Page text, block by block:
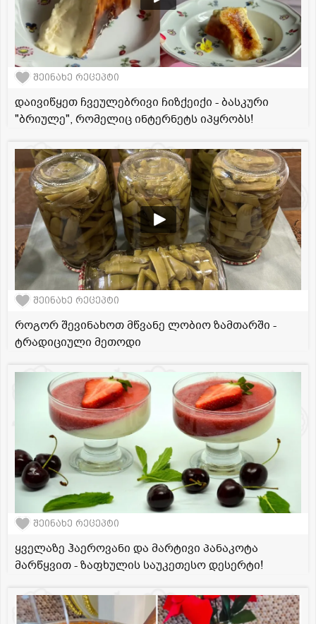
შეინახე რეცეპტი
დაივიწყეთ ჩვეულებრივი ჩიზქეიქი - ბასკური
"ბრიულე", რომელიც ინტერნეტს იპყრობს!
შეინახე რეცეპტი
როგორ შევინახოთ მწვანე ლობიო ზამთარში -
ტრადიციული მეთოდი
შეინახე რეცეპტი
ყველაზე ჰაეროვანი და მარტივი პანაკოტა
მარწყვით - ზაფხულის საუკეთესო დესერტი!